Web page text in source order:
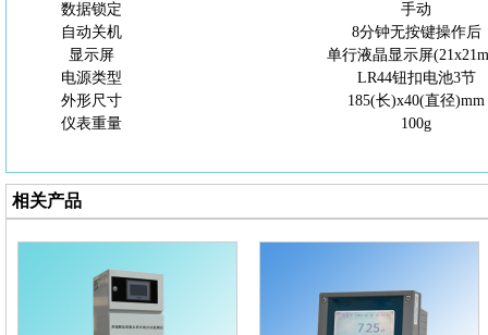
数据锁定
手动
自动关机
8分钟无按键操作后
显示屏
单行液晶显示屏
电源类型
LR44钮扣电池3节
外形尺寸
185(长)x40(直径)mm
仪表重量
100g
相关产品